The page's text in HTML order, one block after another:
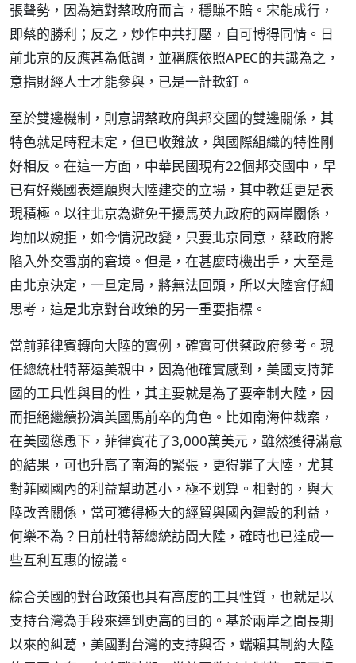
張聲勢，因為這對蔡政府而言，穩賺不賠。宋能成行，
即蔡的勝利；反之，炒作中共打壓，自可博得同情。日
前北京的反應甚為低調，並稱應依照APEC的共識為之，
意指財經人士才能參與，已是一計軟釘。
至於雙邊機制，則意謂蔡政府與邦交國的雙邊關係，其
特色就是時程未定，但已收難放，與國際組織的特性剛
好相反。在這一方面，中華民國現有22個邦交國中，早
已有好幾國表達願與大陸建交的立場，其中教廷更是表
現積極。以往北京為避免干擾馬英九政府的兩岸關係，
均加以婉拒，如今情況改變，只要北京同意，蔡政府將
陷入外交雪崩的窘境。但是，在甚麼時機出手，大至是
由北京決定，一旦定局，將無法回頭，所以大陸會仔細
思考，這是北京對台政策的另一重要指標。
當前菲律賓轉向大陸的實例，確實可供蔡政府參考。現
任總統杜特蒂遠美親中，因為他確實感到，美國支持菲
國的工具性與目的性，其主要就是為了要牽制大陸，因
而拒絕繼續扮演美國馬前卒的角色。比如南海仲裁案，
在美國慫恿下，菲律賓花了3,000萬美元，雖然獲得滿意
的結果，可也升高了南海的緊張，更得罪了大陸，尤其
對菲國國內的利益幫助甚小，極不划算。相對的，與大
陸改善關係，當可獲得極大的經貿與國內建設的利益，
何樂不為？日前杜特蒂總統訪問大陸，確時也已達成一
些互利互惠的協議。
綜合美國的對台政策也具有高度的工具性質，也就是以
支持台灣為手段來達到更高的目的。基於兩岸之間長期
以來的糾葛，美國對台灣的支持與否，端賴其制約大陸